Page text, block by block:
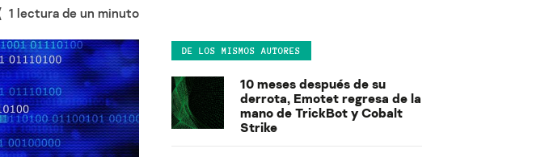
1 lectura de un minuto
DE LOS MISMOS AUTORES
10 meses después de su
derrota, Emotet regresa de la
mano de TrickBot y Cobalt
Strike